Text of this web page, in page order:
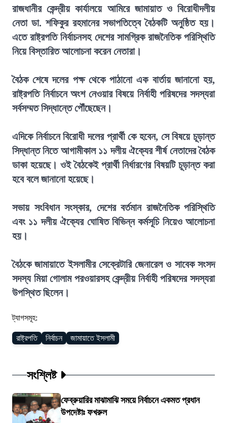
রাজধানীর কেন্দ্রীয় কার্যালয়ে আমিরে জামায়াত ও বিরোধীদলীয়
নেতা ডা. শফিকুর রহমানের সভাপতিত্বে বৈঠকটি অনুষ্ঠিত হয়।
এতে রাষ্ট্রপতি নির্বাচনসহ দেশের সামগ্রিক রাজনৈতিক পরিস্থিতি
নিয়ে বিস্তারিত আলোচনা করেন নেতারা।
বৈঠক শেষে দলের পক্ষ থেকে পাঠানো এক বার্তায় জানানো হয়,
রাষ্ট্রপতি নির্বাচনে অংশ নেওয়ার বিষয়ে নির্বাহী পরিষদের সদস্যরা
সর্বসম্মত সিদ্ধান্তে পৌঁছেছেন।
এদিকে নির্বাচনে বিরোধী দলের প্রার্থী কে হবেন, সে বিষয়ে চূড়ান্ত
সিদ্ধান্ত নিতে আগামীকাল ১১ দলীয় ঐক্যের শীর্ষ নেতাদের বৈঠক
ডাকা হয়েছে। ওই বৈঠকেই প্রার্থী নির্ধারণের বিষয়টি চূড়ান্ত করা
হবে বলে জানানো হয়েছে।
সভায় সংবিধান সংস্কার, দেশের বর্তমান রাজনৈতিক পরিস্থিতি
এবং ১১ দলীয় ঐক্যের ঘোষিত বিভিন্ন কর্মসূচি নিয়েও আলোচনা
হয়।
বৈঠকে জামায়াতে ইসলামীর সেক্রেটারি জেনারেল ও সাবেক সংসদ
সদস্য মিয়া গোলাম পরওয়ারসহ কেন্দ্রীয় নির্বাহী পরিষদের সদস্যরা
উপস্থিত ছিলেন।
ট্যাগসমূহ:
রাষ্ট্রপতি নির্বাচন জামায়াতে ইসলামী
সংশ্লিষ্ট
ফেব্রুয়ারির মাঝামাঝি সময়ে নির্বাচনে একমত প্রধান
উপদেষ্টাঃ ফখরুল